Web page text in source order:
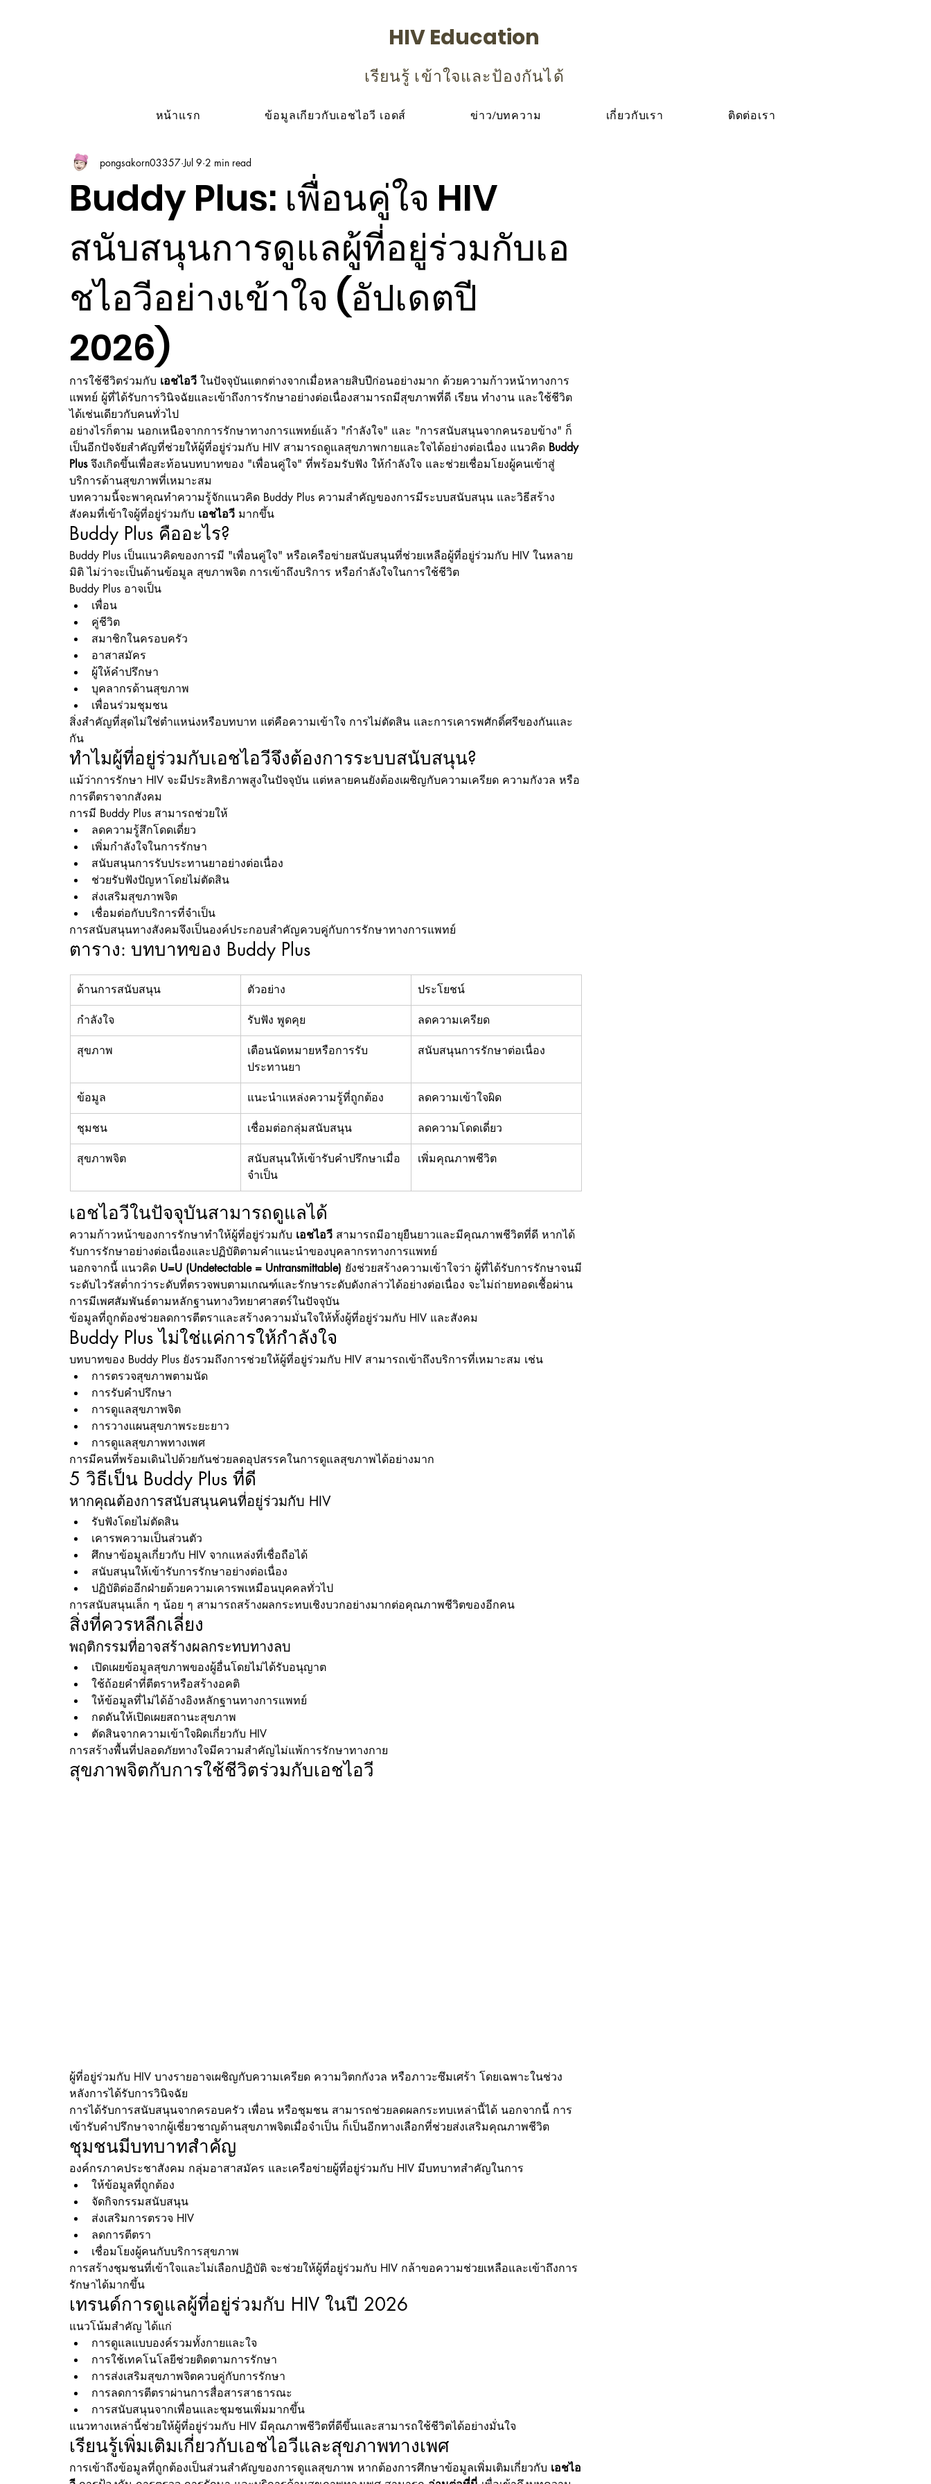
HIV Education
เรียนรู้ เข้าใจและป้องกันได้
หน้าแรก ข้อมูลเกียวกับเอชไอวี เอดส์ ข่าว/บทความ เกี่ยวกับเรา ติดต่อเรา
Buddy Plus: เพื่อนคู่ใจ HIV
สนับสนุนการดูแลผู้ที่อยู่ร่วมกับเอ
ชไอวีอย่างเข้าใจ (อัปเดตปี
2026)
pongsakorn03357 Jul 9 2 min read
การใช้ชีวิตร่วมกับ เอชไอวี ในปัจจุบันแตกต่างจากเมื่อหลายสิบปีก่อนอย่างมาก ด้วยความก้าวหน้าทางการ
แพทย์ ผู้ที่ได้รับการวินิจฉัยและเข้าถึงการรักษาอย่างต่อเนื่องสามารถมีสุขภาพที่ดี เรียน ทำงาน และใช้ชีวิต
ได้เช่นเดียวกับคนทั่วไป
อย่างไรก็ตาม นอกเหนือจากการรักษาทางการแพทย์แล้ว "กำลังใจ" และ "การสนับสนุนจากคนรอบข้าง" ก็
เป็นอีกปัจจัยสำคัญที่ช่วยให้ผู้ที่อยู่ร่วมกับ HIV สามารถดูแลสุขภาพกายและใจได้อย่างต่อเนื่อง แนวคิด Buddy
Plus จึงเกิดขึ้นเพื่อสะท้อนบทบาทของ "เพื่อนคู่ใจ" ที่พร้อมรับฟัง ให้กำลังใจ และช่วยเชื่อมโยงผู้คนเข้าสู่
บริการด้านสุขภาพที่เหมาะสม
บทความนี้จะพาคุณทำความรู้จักแนวคิด Buddy Plus ความสำคัญของการมีระบบสนับสนุน และวิธีสร้าง
สังคมที่เข้าใจผู้ที่อยู่ร่วมกับ เอชไอวี มากขึ้น
Buddy Plus คืออะไร?
Buddy Plus เป็นแนวคิดของการมี "เพื่อนคู่ใจ" หรือเครือข่ายสนับสนุนที่ช่วยเหลือผู้ที่อยู่ร่วมกับ HIV ในหลาย
มิติ ไม่ว่าจะเป็นด้านข้อมูล สุขภาพจิต การเข้าถึงบริการ หรือกำลังใจในการใช้ชีวิต
Buddy Plus อาจเป็น
เพื่อน
คู่ชีวิต
สมาชิกในครอบครัว
อาสาสมัคร
ผู้ให้คำปรึกษา
บุคลากรด้านสุขภาพ
เพื่อนร่วมชุมชน
สิ่งสำคัญที่สุดไม่ใช่ตำแหน่งหรือบทบาท แต่คือความเข้าใจ การไม่ตัดสิน และการเคารพศักดิ์ศรีของกันและ
กัน
ทำไมผู้ที่อยู่ร่วมกับเอชไอวีจึงต้องการระบบสนับสนุน?
แม้ว่าการรักษา HIV จะมีประสิทธิภาพสูงในปัจจุบัน แต่หลายคนยังต้องเผชิญกับความเครียด ความกังวล หรือ
การตีตราจากสังคม
การมี Buddy Plus สามารถช่วยให้
ลดความรู้สึกโดดเดี่ยว
เพิ่มกำลังใจในการรักษา
สนับสนุนการรับประทานยาอย่างต่อเนื่อง
ช่วยรับฟังปัญหาโดยไม่ตัดสิน
ส่งเสริมสุขภาพจิต
เชื่อมต่อกับบริการที่จำเป็น
การสนับสนุนทางสังคมจึงเป็นองค์ประกอบสำคัญควบคู่กับการรักษาทางการแพทย์
ตาราง: บทบาทของ Buddy Plus
ด้านการสนับสนุน ตัวอย่าง ประโยชน์
กำลังใจ รับฟัง พูดคุย ลดความเครียด
สุขภาพ
เตือนนัดหมายหรือการรับ
ประทานยา
สนับสนุนการรักษาต่อเนื่อง
ข้อมูล แนะนำแหล่งความรู้ที่ถูกต้อง ลดความเข้าใจผิด
ชุมชน เชื่อมต่อกลุ่มสนับสนุน ลดความโดดเดี่ยว
สุขภาพจิต
สนับสนุนให้เข้ารับคำปรึกษาเมื่อ
จำเป็น
เพิ่มคุณภาพชีวิต
เอชไอวีในปัจจุบันสามารถดูแลได้
ความก้าวหน้าของการรักษาทำให้ผู้ที่อยู่ร่วมกับ เอชไอวี สามารถมีอายุยืนยาวและมีคุณภาพชีวิตที่ดี หากได้
รับการรักษาอย่างต่อเนื่องและปฏิบัติตามคำแนะนำของบุคลากรทางการแพทย์
นอกจากนี้ แนวคิด U=U (Undetectable = Untransmittable) ยังช่วยสร้างความเข้าใจว่า ผู้ที่ได้รับการรักษาจนมี
ระดับไวรัสต่ำกว่าระดับที่ตรวจพบตามเกณฑ์และรักษาระดับดังกล่าวได้อย่างต่อเนื่อง จะไม่ถ่ายทอดเชื้อผ่าน
การมีเพศสัมพันธ์ตามหลักฐานทางวิทยาศาสตร์ในปัจจุบัน
ข้อมูลที่ถูกต้องช่วยลดการตีตราและสร้างความมั่นใจให้ทั้งผู้ที่อยู่ร่วมกับ HIV และสังคม
Buddy Plus ไม่ใช่แค่การให้กำลังใจ
บทบาทของ Buddy Plus ยังรวมถึงการช่วยให้ผู้ที่อยู่ร่วมกับ HIV สามารถเข้าถึงบริการที่เหมาะสม เช่น
การตรวจสุขภาพตามนัด
การรับคำปรึกษา
การดูแลสุขภาพจิต
การวางแผนสุขภาพระยะยาว
การดูแลสุขภาพทางเพศ
การมีคนที่พร้อมเดินไปด้วยกันช่วยลดอุปสรรคในการดูแลสุขภาพได้อย่างมาก
5 วิธีเป็น Buddy Plus ที่ดี
หากคุณต้องการสนับสนุนคนที่อยู่ร่วมกับ HIV
รับฟังโดยไม่ตัดสิน
เคารพความเป็นส่วนตัว
ศึกษาข้อมูลเกี่ยวกับ HIV จากแหล่งที่เชื่อถือได้
สนับสนุนให้เข้ารับการรักษาอย่างต่อเนื่อง
ปฏิบัติต่ออีกฝ่ายด้วยความเคารพเหมือนบุคคลทั่วไป
การสนับสนุนเล็ก ๆ น้อย ๆ สามารถสร้างผลกระทบเชิงบวกอย่างมากต่อคุณภาพชีวิตของอีกคน
สิ่งที่ควรหลีกเลี่ยง
พฤติกรรมที่อาจสร้างผลกระทบทางลบ
เปิดเผยข้อมูลสุขภาพของผู้อื่นโดยไม่ได้รับอนุญาต
ใช้ถ้อยคำที่ตีตราหรือสร้างอคติ
ให้ข้อมูลที่ไม่ได้อ้างอิงหลักฐานทางการแพทย์
กดดันให้เปิดเผยสถานะสุขภาพ
ตัดสินจากความเข้าใจผิดเกี่ยวกับ HIV
การสร้างพื้นที่ปลอดภัยทางใจมีความสำคัญไม่แพ้การรักษาทางกาย
สุขภาพจิตกับการใช้ชีวิตร่วมกับเอชไอวี
ผู้ที่อยู่ร่วมกับ HIV บางรายอาจเผชิญกับความเครียด ความวิตกกังวล หรือภาวะซึมเศร้า โดยเฉพาะในช่วง
หลังการได้รับการวินิจฉัย
การได้รับการสนับสนุนจากครอบครัว เพื่อน หรือชุมชน สามารถช่วยลดผลกระทบเหล่านี้ได้ นอกจากนี้ การ
เข้ารับคำปรึกษาจากผู้เชี่ยวชาญด้านสุขภาพจิตเมื่อจำเป็น ก็เป็นอีกทางเลือกที่ช่วยส่งเสริมคุณภาพชีวิต
ชุมชนมีบทบาทสำคัญ
องค์กรภาคประชาสังคม กลุ่มอาสาสมัคร และเครือข่ายผู้ที่อยู่ร่วมกับ HIV มีบทบาทสำคัญในการ
ให้ข้อมูลที่ถูกต้อง
จัดกิจกรรมสนับสนุน
ส่งเสริมการตรวจ HIV
ลดการตีตรา
เชื่อมโยงผู้คนกับบริการสุขภาพ
การสร้างชุมชนที่เข้าใจและไม่เลือกปฏิบัติ จะช่วยให้ผู้ที่อยู่ร่วมกับ HIV กล้าขอความช่วยเหลือและเข้าถึงการ
รักษาได้มากขึ้น
เทรนด์การดูแลผู้ที่อยู่ร่วมกับ HIV ในปี 2026
แนวโน้มสำคัญ ได้แก่
การดูแลแบบองค์รวมทั้งกายและใจ
การใช้เทคโนโลยีช่วยติดตามการรักษา
การส่งเสริมสุขภาพจิตควบคู่กับการรักษา
การลดการตีตราผ่านการสื่อสารสาธารณะ
การสนับสนุนจากเพื่อนและชุมชนเพิ่มมากขึ้น
แนวทางเหล่านี้ช่วยให้ผู้ที่อยู่ร่วมกับ HIV มีคุณภาพชีวิตที่ดีขึ้นและสามารถใช้ชีวิตได้อย่างมั่นใจ
เรียนรู้เพิ่มเติมเกี่ยวกับเอชไอวีและสุขภาพทางเพศ
การเข้าถึงข้อมูลที่ถูกต้องเป็นส่วนสำคัญของการดูแลสุขภาพ หากต้องการศึกษาข้อมูลเพิ่มเติมเกี่ยวกับ เอชไอ